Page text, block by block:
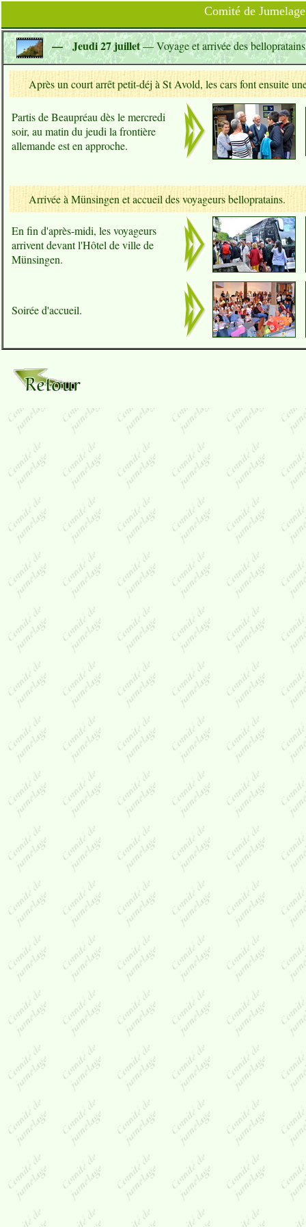
Comité de
— Jeudi 27 juillet— Voyage et arrivée des
Après un court arrêt petit-déj à St Avold, les cars font ensuite
Partis de Beaupréau dès le mercredi
soir, au matin du jeudi la frontière
allemande est en approche.
Arrivée à Münsingen et accueil des voyageurs bellopratains.
En fin d'après-midi, les voyageurs
arrivent devant l'Hôtel de ville de
Münsingen.
Soirée d'accueil.